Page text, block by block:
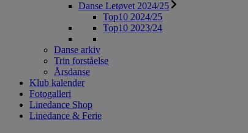
Danse Letøvet 2024/25
Top10 2024/25
Top10 2023/24
Danse arkiv
Trin forståelse
Årsdanse
Klub kalender
Fotogalleri
Linedance Shop
Linedance & Ferie